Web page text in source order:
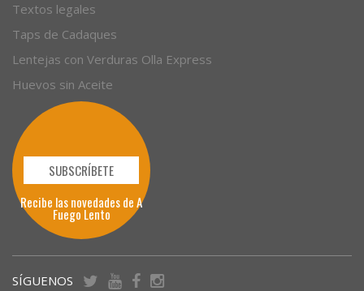
Textos legales
Taps de Cadaques
Lentejas con Verduras Olla Express
Huevos sin Aceite
SUBSCRÍBETE
Recibe las novedades de A
Fuego Lento
SÍGUENOS